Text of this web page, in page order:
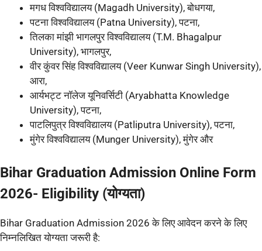
मगध विश्वविद्यालय (Magadh University), बोधगया,
पटना विश्वविद्यालय (Patna University), पटना,
तिलका मांझी भागलपुर विश्वविद्यालय (T.M. Bhagalpur
University), भागलपुर,
वीर कुंवर सिंह विश्वविद्यालय (Veer Kunwar Singh University),
आरा,
आर्यभट्ट नॉलेज यूनिवर्सिटी (Aryabhatta Knowledge
University), पटना,
पाटलिपुत्र विश्वविद्यालय (Patliputra University), पटना,
मुंगेर विश्वविद्यालय (Munger University), मुंगेर और
Bihar Graduation Admission Online Form
2026- Eligibility (योग्यता)
Bihar Graduation Admission 2026 के लिए आवेदन करने के लिए
निम्नलिखित योग्यता जरूरी है: